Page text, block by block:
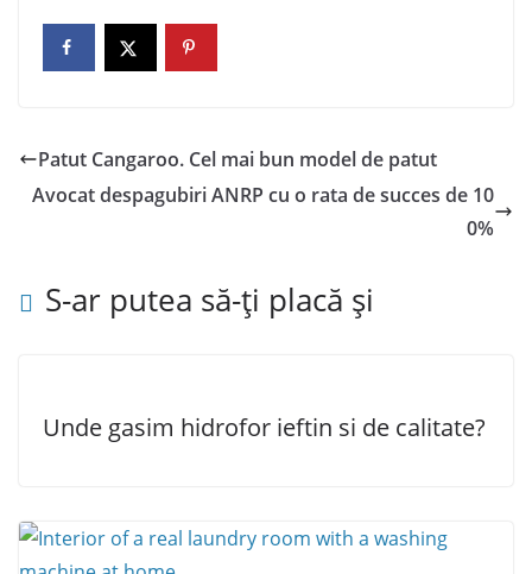
Patut Cangaroo. Cel mai bun model de patut
Avocat despagubiri ANRP cu o rata de succes de 10
0%
S-ar putea să-ți placă și
Unde gasim hidrofor ieftin si de calitate?